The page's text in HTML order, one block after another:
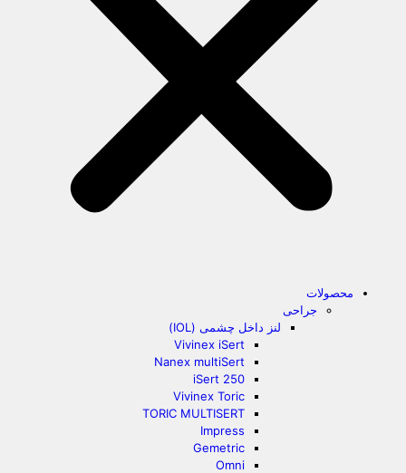
محصولات
جراحی
لنز داخل چشمی (IOL)
Vivinex iSert
Nanex multiSert
iSert 250
Vivinex Toric
TORIC MULTISERT
Impress
Gemetric
Omni